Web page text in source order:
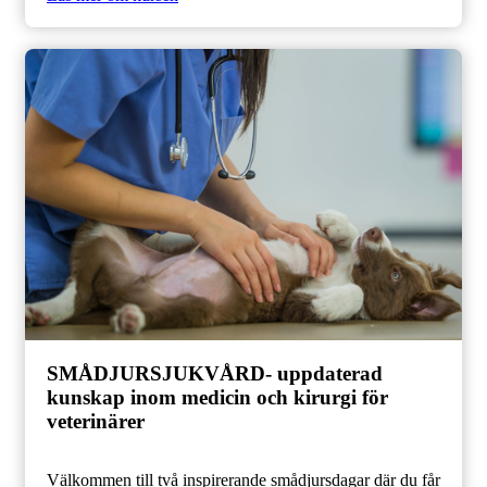
SMÅDJURSJUKVÅRD- uppdaterad
kunskap inom medicin och kirurgi för
veterinärer
Välkommen till två inspirerande smådjursdagar där du får